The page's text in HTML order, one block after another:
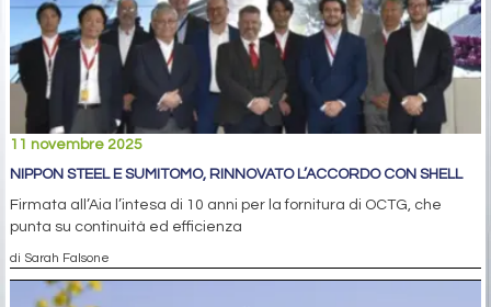
11 novembre 2025
NIPPON STEEL E SUMITOMO, RINNOVATO L’ACCORDO CON SHELL
Firmata all’Aia l’intesa di 10 anni per la fornitura di OCTG, che
punta su continuità ed efficienza
di Sarah Falsone